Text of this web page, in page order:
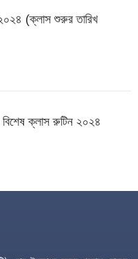
(ক্লাস শুরুর তারিখ
ক্লাস রুটিন ২০২৪